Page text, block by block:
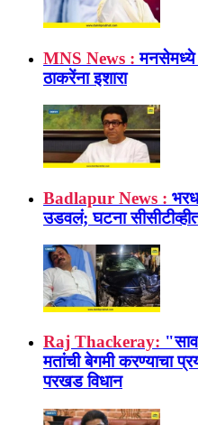
MNS News : मनसेमध्ये
ठाकरेंना इशारा
Badlapur News :
उडवलं; घटना
Raj Thackeray:
मतांची बेगमी करण्याचा
परखड विधान